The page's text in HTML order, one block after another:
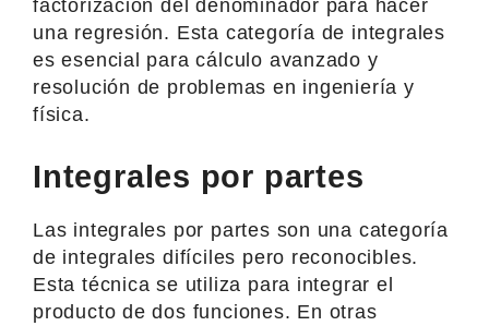
factorización del denominador para hacer
una regresión. Esta categoría de integrales
es esencial para cálculo avanzado y
resolución de problemas en ingeniería y
física.
Integrales por partes
Las integrales por partes son una categoría
de integrales difíciles pero reconocibles.
Esta técnica se utiliza para integrar el
producto de dos funciones. En otras